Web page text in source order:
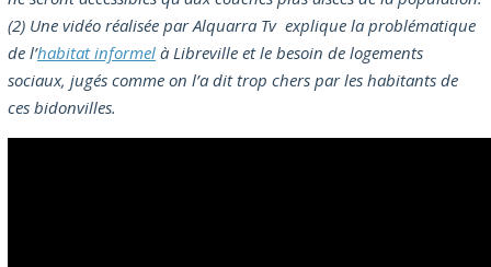
(2) Une vidéo réalisée par Alquarra Tv explique la problématique
de l’habitat informel à Libreville et le besoin de logements
sociaux, jugés comme on l’a dit trop chers par les habitants de
ces bidonvilles.